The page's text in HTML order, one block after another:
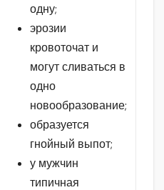
одну;
эрозии
кровоточат и
могут сливаться в
одно
новообразование;
образуется
гнойный выпот;
у мужчин
типичная